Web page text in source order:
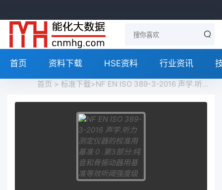
首页 资料下载 HSE资料 行业资讯
首页 > 标准下载>NF EN ISO 389-3-2016 声学.听力测定仪器的校准用基准 0 .第3部分:纯音和骨振动器用基准等效听阈强度级 Acoustics - Reference zero for the calibration of audiometric equipment - Part 3 - reference equivalent threshold vibratory force levels for pure tones and bone vibrators免费下载